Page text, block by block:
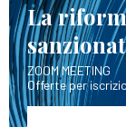
La
ZOOM MEETING
Offerte per